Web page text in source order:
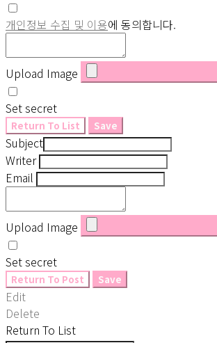
개인정보 수집 및 이용에 동의합니다.
Upload Image
Set secret
Return To List Save
Subject
Writer
Email
Upload Image
Set secret
Return To Post Save
Edit
Delete
Return To List